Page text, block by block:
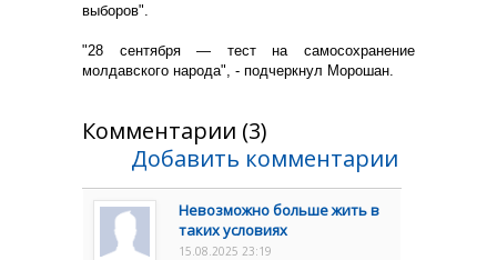
выборов".
"28 сентября — тест на самосохранение
молдавского народа", - подчеркнул Морошан.
Комментарии (3)
Добавить комментарии
Невозможно больше жить в
таких условиях
15.08.2025 23:19